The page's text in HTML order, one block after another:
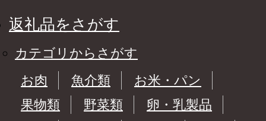
返礼品をさがす
カテゴリからさがす
お肉
魚介類
お米・パン
果物類
野菜類
卵・乳製品